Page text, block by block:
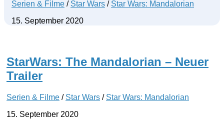
Serien & Filme / Star Wars / Star Wars: Mandalorian
15. September 2020
StarWars: The Mandalorian – Neuer
Trailer
Serien & Filme / Star Wars / Star Wars: Mandalorian
15. September 2020